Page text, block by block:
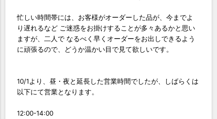
忙しい時間帯には、お客様がオーダーした品が、今までよ
り遅れるなど ご迷惑をお掛けすることが多々あるかと思い
ますが、二人で なるべく早くオーダーをお出しできるよう
に頑張るので、どうか温かい目で見て欲しいです。
10/1より、昼・夜と延長した営業時間でしたが、しばらくは
以下にて営業となります。
12:00-14:00